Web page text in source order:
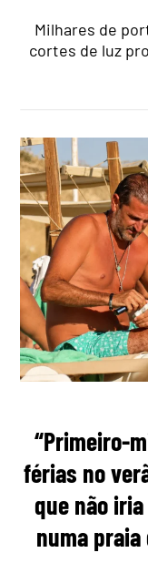
Milhares de
cortes de luz
“Primeiro-
férias no
que não
numa praia